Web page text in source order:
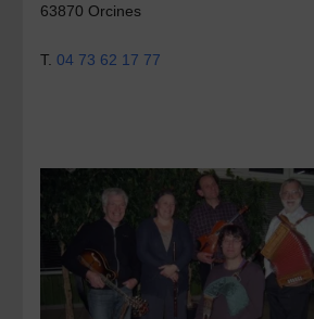
63870 Orcines
T.04 73 62 17 77